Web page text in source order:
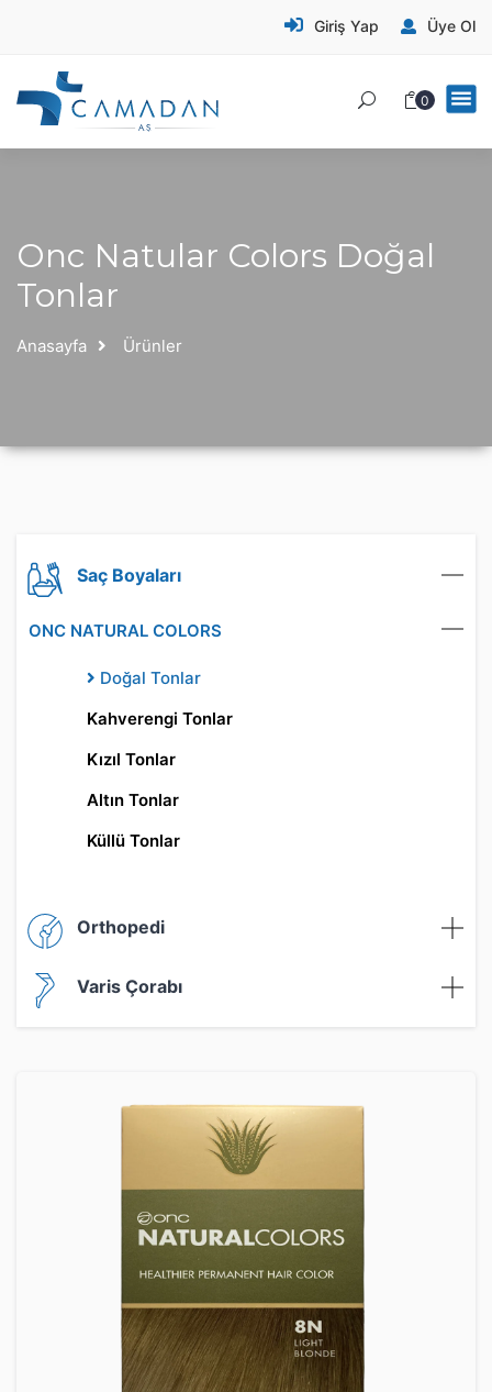
Giriş Yap Üye Ol
0
Onc Natular Colors Doğal
Tonlar
Anasayfa Ürünler
Saç Boyaları
ONC NATURAL COLORS
Doğal Tonlar
Kahverengi Tonlar
Kızıl Tonlar
Altın Tonlar
Küllü Tonlar
Orthopedi
Varis Çorabı